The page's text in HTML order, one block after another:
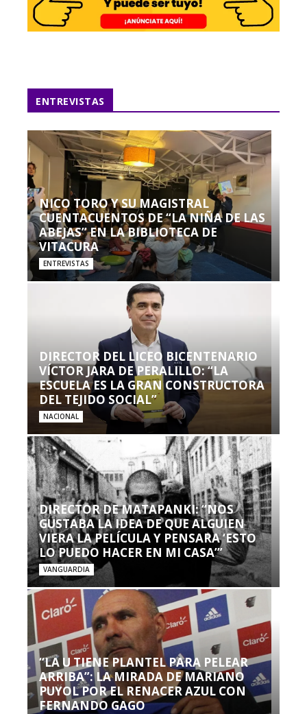
ENTREVISTAS
NICO TORO Y SU MAGISTRAL
CUENTACUENTOS DE “LA NIÑA DE LAS
ABEJAS” EN LA BIBLIOTECA DE
VITACURA
ENTREVISTAS
DIRECTOR DEL LICEO BICENTENARIO
VÍCTOR JARA DE PERALILLO: “LA
ESCUELA ES LA GRAN CONSTRUCTORA
DEL TEJIDO SOCIAL”
NACIONAL
DIRECTOR DE MATAPANKI: “NOS
GUSTABA LA IDEA DE QUE ALGUIEN
VIERA LA PELÍCULA Y PENSARA ‘ESTO
LO PUEDO HACER EN MI CASA’”
VANGUARDIA
“LA U TIENE PLANTEL PARA PELEAR
ARRIBA”: LA MIRADA DE MARIANO
PUYOL POR EL RENACER AZUL CON
FERNANDO GAGO